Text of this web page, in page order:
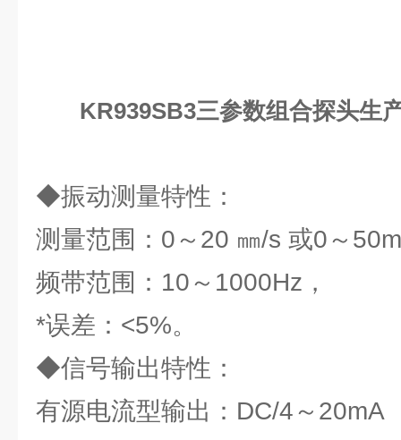
KR939SB3三参数组合探头生
◆振动测量特性：
测量范围：0～20 ㎜/s 或0～
频带范围：10～1000Hz，
*误差：<5%。
◆信号输出特性：
有源电流型输出：DC/4～20mA